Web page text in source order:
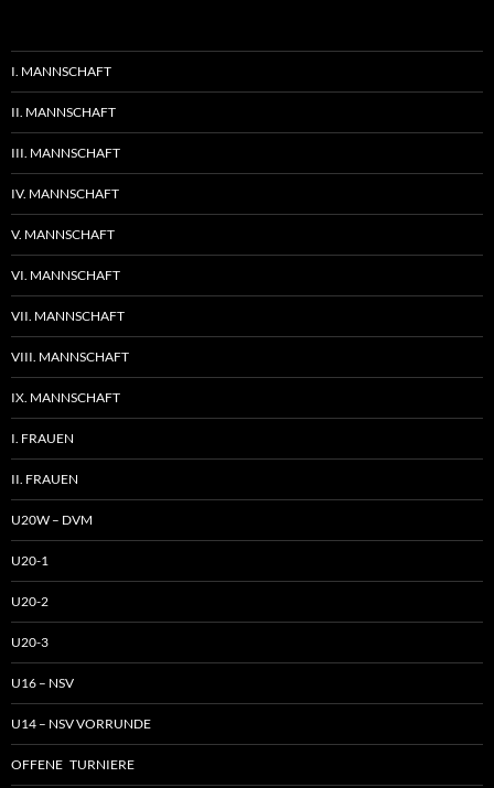
I. MANNSCHAFT
II. MANNSCHAFT
III. MANNSCHAFT
IV. MANNSCHAFT
V. MANNSCHAFT
VI. MANNSCHAFT
VII. MANNSCHAFT
VIII. MANNSCHAFT
IX. MANNSCHAFT
I. FRAUEN
II. FRAUEN
U20W – DVM
U20-1
U20-2
U20-3
U16 – NSV
U14 – NSV VORRUNDE
OFFENE TURNIERE